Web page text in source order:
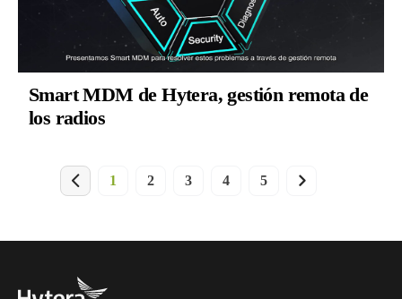
Smart MDM de Hytera, gestión remota de
los radios
1 2 3 4 5